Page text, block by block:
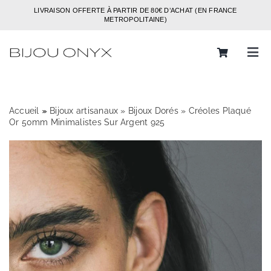
LIVRAISON OFFERTE À PARTIR DE 80€ D’ACHAT (EN FRANCE
METROPOLITAINE)
Bijoux
Bagues
Boucles d’oreilles
Bracelets
Colliers
Chaines
Accueil »
» Bijoux artisanaux » Bijoux Dorés» Créoles Plaqué
Or 50mm Minimalistes Sur Argent 925